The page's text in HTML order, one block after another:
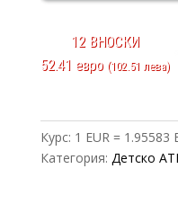
12 ВНОСКИ
52.41 евро (102.51 лева)
Курс: 1 EUR = 1.95583
Категория: Детско